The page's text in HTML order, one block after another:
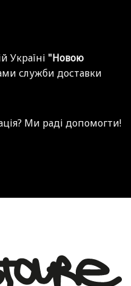
Україні "Новою
служби доставки
Ми раді допомогти!